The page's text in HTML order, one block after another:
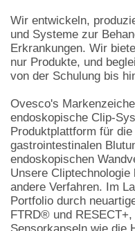
Wir entwickeln,
und Systeme zur
Erkrankungen. Wir
nur Produkte, und
von der Schulung bis
Ovesco's
endoskopische Clip-
Produktplattform für
gastrointestinalen
endoskopischen
Unsere
andere Verfahren. Im
Portfolio durch
FTRD® und